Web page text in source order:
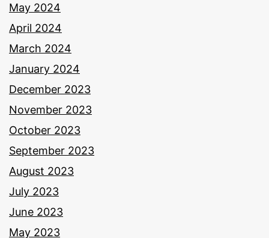
May 2024
April 2024
March 2024
January 2024
December 2023
November 2023
October 2023
September 2023
August 2023
July 2023
June 2023
May 2023